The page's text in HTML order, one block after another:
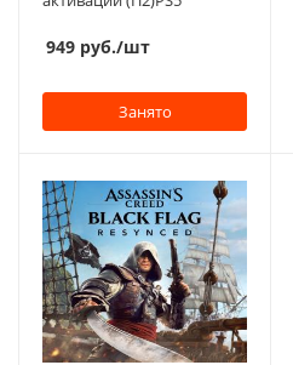
949 руб./шт
Занято